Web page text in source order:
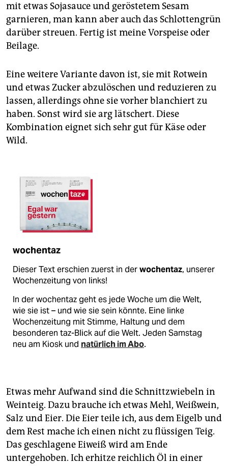
mit etwas Sojasauce und geröstetem Sesam
garnieren, man kann aber auch das Schlottengrün
darüber streuen. Fertig ist meine Vorspeise oder
Beilage.
Eine weitere Variante davon ist, sie mit Rotwein
und etwas Zucker abzulöschen und reduzieren zu
lassen, allerdings ohne sie vorher blanchiert zu
haben. Sonst wird sie arg lätschert. Diese
Kombination eignet sich sehr gut für Käse oder
Wild.
wochentaz
Dieser Text erschien zuerst in derwochentaz, unserer
Wochenzeitung von links!
In der wochentaz geht es jede Woche um die Welt,
wie sie ist – und wie sie sein könnte. Eine linke
Wochenzeitung mit Stimme, Haltung und dem
besonderen taz-Blick auf die Welt. Jeden Samstag
neu am Kiosk und natürlich im Abo.
Etwas mehr Aufwand sind die Schnittzwiebeln in
Weinteig. Dazu brauche ich etwas Mehl, Weißwein,
Salz und Eier. Die Eier teile ich, aus dem Eigelb und
dem Rest mache ich einen nicht zu flüssigen Teig.
Das geschlagene Eiweiß wird am Ende
untergehoben. Ich erhitze reichlich Öl in einer